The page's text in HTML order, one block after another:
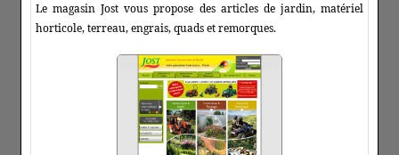
Le magasin Jost vous propose des articles de jardin, matériel
horticole, terreau, engrais, quads et remorques.